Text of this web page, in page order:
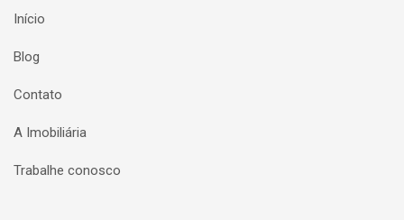
Início
Blog
Contato
A Imobiliária
Trabalhe conosco